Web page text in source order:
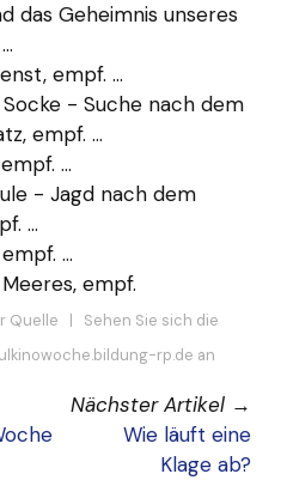
das Geheimnis unseres
empf. ...
- Suche nach dem
empf. ...
...
- Jagd nach dem
...
...
empf.
Quelle | Sehen Sie sich die
rp.de an
Nächster Artikel →
Wie läuft eine
Klage ab?